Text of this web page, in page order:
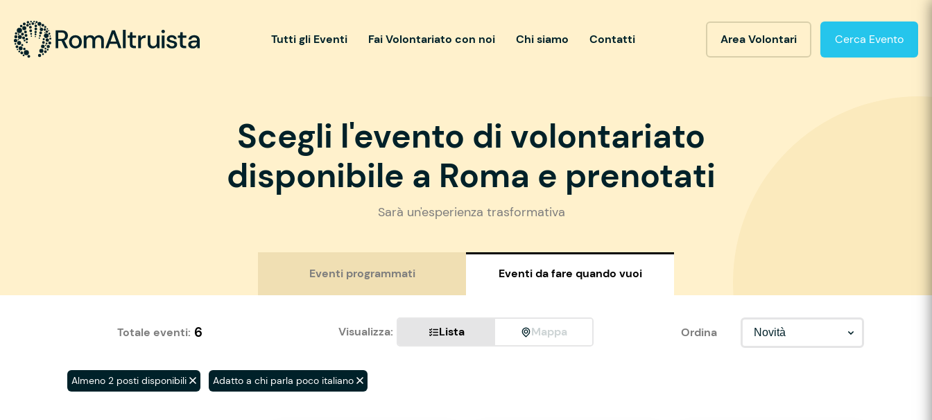
Tutti gli Eventi Fai Volontariato con noi Chi siamo Contatti Area Volontari Cerca Evento
Scegli l'evento di volontariato
disponibile a Roma e prenotati
Sarà un'esperienza trasformativa
Eventi programmati Eventi da fare quando vuoi
Totale eventi: 6 Visualizza: Lista Mappa Ordina
Almeno 2 posti disponibili Adatto a chi parla poco italiano